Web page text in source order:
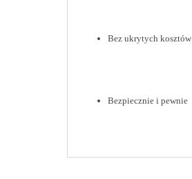
Bez ukrytych kosztów
Bezpiecznie i pewnie